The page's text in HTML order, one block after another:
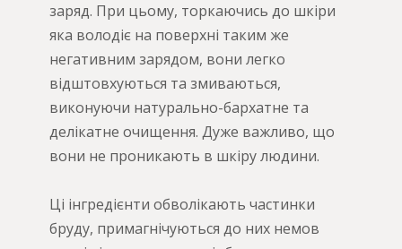
заряд. При цьому, торкаючись до шкіри
яка володіє на поверхні таким же
негативним зарядом, вони легко
відштовхуються та змиваються,
виконуючи натурально-бархатне та
делікатне очищення. Дуже важливо, що
вони не проникають в шкіру людини.
Ці інгредієнти обволікають частинки
бруду, примагнічуються до них немов